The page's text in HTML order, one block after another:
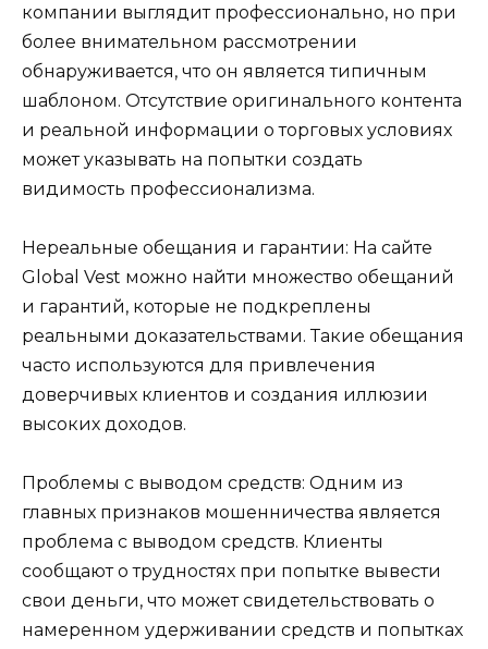
компании выглядит профессионально, но при
более внимательном рассмотрении
обнаруживается, что он является типичным
шаблоном. Отсутствие оригинального контента
и реальной информации о торговых условиях
может указывать на попытки создать
видимость профессионализма.
Нереальные обещания и гарантии: На сайте
Global Vest можно найти множество обещаний
и гарантий, которые не подкреплены
реальными доказательствами. Такие обещания
часто используются для привлечения
доверчивых клиентов и создания иллюзии
высоких доходов.
Проблемы с выводом средств: Одним из
главных признаков мошенничества является
проблема с выводом средств. Клиенты
сообщают о трудностях при попытке вывести
свои деньги, что может свидетельствовать о
намеренном удерживании средств и попытках